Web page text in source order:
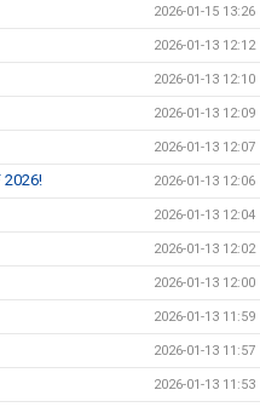
2026-01-15 13:26
2026-01-13 12:12
2026-01-13 12:10
2026-01-13 12:09
2026-01-13 12:07
2026! 2026-01-13 12:06
2026-01-13 12:04
2026-01-13 12:02
2026-01-13 12:00
2026-01-13 11:59
2026-01-13 11:57
2026-01-13 11:53